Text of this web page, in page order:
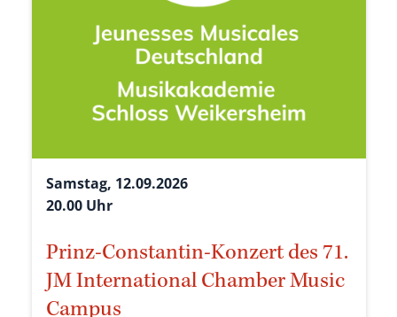
Samstag, 12.09.2026
20.00 Uhr
Prinz-Constantin-Konzert des 71.
JM International Chamber Music
Campus